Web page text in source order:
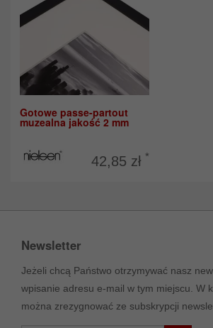
Gotowe passe-partout
muzealna jakość 2 mm
42,85 zł *
Newsletter
Jeżeli chcą Państwo otrzymywać nasz
wpisanie adresu e-mail w tym miejscu. W
można zrezygnować ze subskrypcji